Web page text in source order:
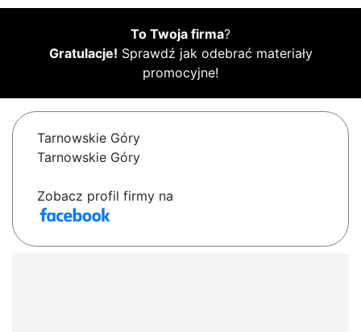
To Twoja firma?
Gratulacje! Sprawdź jak odebrać materiały
promocyjne!
Tarnowskie Góry
Tarnowskie Góry
Zobacz profil firmy na